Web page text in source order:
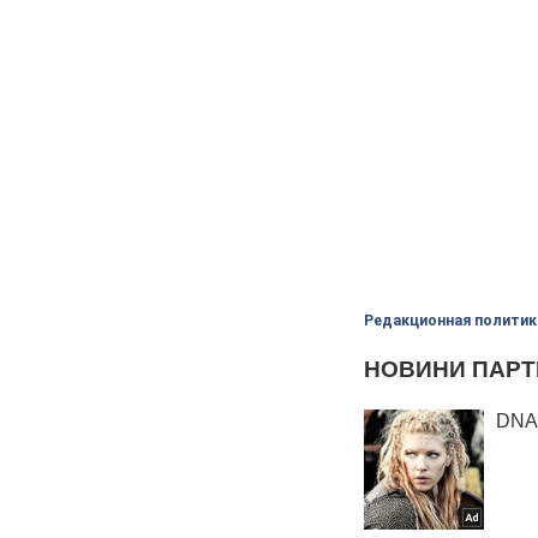
Редакционная